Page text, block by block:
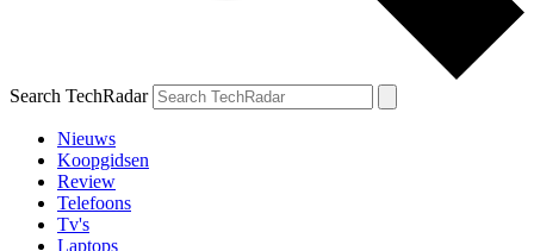
Search TechRadar
Nieuws
Koopgidsen
Review
Telefoons
Tv's
Laptops